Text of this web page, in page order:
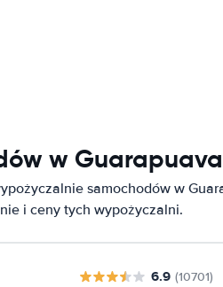
w Guarapuava
samochodów w
i ceny tych wypożyczalni.
6.9 (10701)